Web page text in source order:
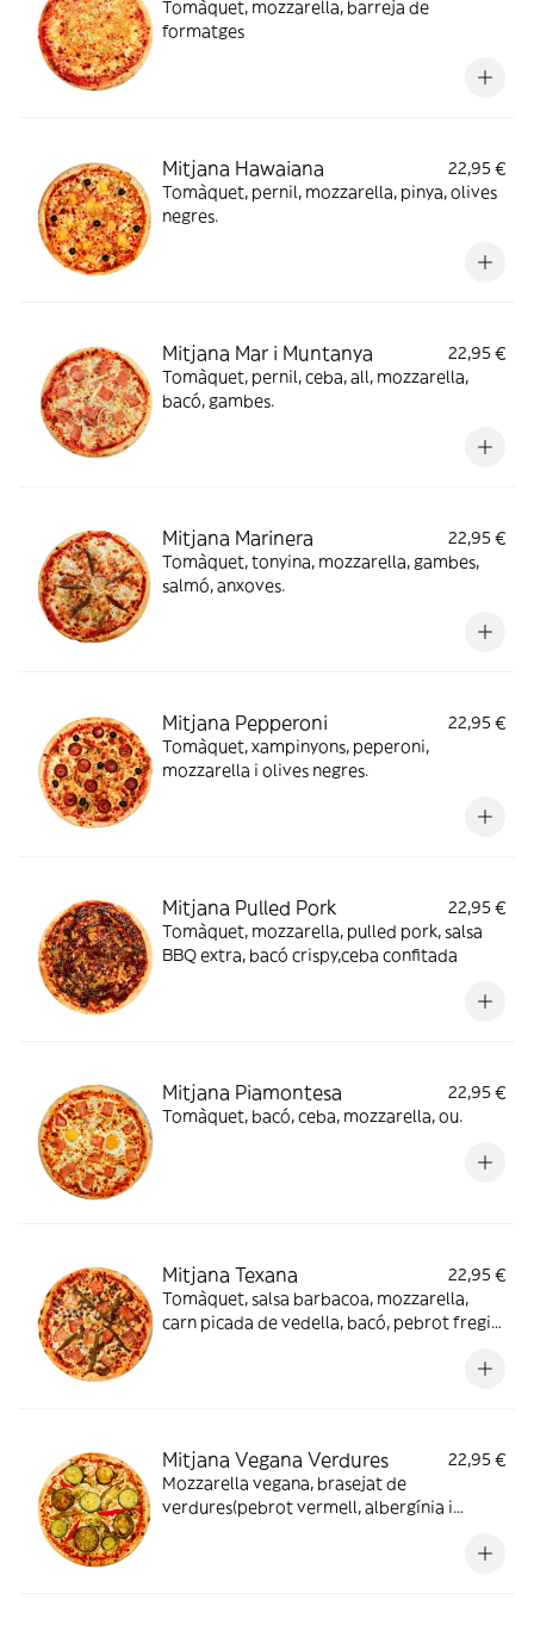
Tomàquet, mozzarella, barreja de
formatges
Mitjana Hawaiana
22,95 €
Tomàquet, pernil, mozzarella, pinya, olives
negres.
Mitjana Mar i Muntanya
22,95 €
Tomàquet, pernil, ceba, all, mozzarella,
bacó, gambes.
Mitjana Marinera
22,95 €
Tomàquet, tonyina, mozzarella, gambes,
salmó, anxoves.
Mitjana Pepperoni
22,95 €
Tomàquet, xampinyons, peperoni,
mozzarella i olives negres.
Mitjana Pulled Pork
22,95 €
Tomàquet, mozzarella, pulled pork, salsa
BBQ extra, bacó crispy,ceba confitada
Mitjana Piamontesa
22,95 €
Tomàquet, bacó, ceba, mozzarella, ou.
Mitjana Texana
22,95 €
Tomàquet, salsa barbacoa, mozzarella,
carn picada de vedella, bacó, pebrot fregit
Mitjana Vegana Verdures
22,95 €
Mozzarella vegana, brasejat de
verdures(pebrot vermell, albergínia i